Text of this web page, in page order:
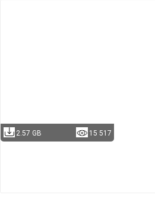
2.57 GB 15 517